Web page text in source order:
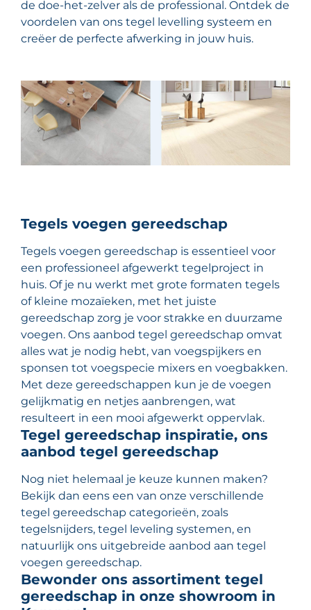
de doe-het-zelver als de professional. Ontdek de
voordelen van ons tegel levelling systeem en
creëer de perfecte afwerking in jouw huis.
Tegels voegen gereedschap
Tegels voegen gereedschap is essentieel voor
een professioneel afgewerkt tegelproject in
huis. Of je nu werkt met grote formaten tegels
of kleine mozaïeken, met het juiste
gereedschap zorg je voor strakke en duurzame
voegen. Ons aanbod tegel gereedschap omvat
alles wat je nodig hebt, van voegspijkers en
sponsen tot voegspecie mixers en voegbakken.
Met deze gereedschappen kun je de voegen
gelijkmatig en netjes aanbrengen, wat
resulteert in een mooi afgewerkt oppervlak.
Tegel gereedschap inspiratie, ons
aanbod tegel gereedschap
Nog niet helemaal je keuze kunnen maken?
Bekijk dan eens een van onze verschillende
tegel gereedschap categorieën, zoals
tegelsnijders, tegel leveling systemen, en
natuurlijk ons uitgebreide aanbod aan tegel
voegen gereedschap.
Bewonder ons assortiment tegel
gereedschap in onze showroom in